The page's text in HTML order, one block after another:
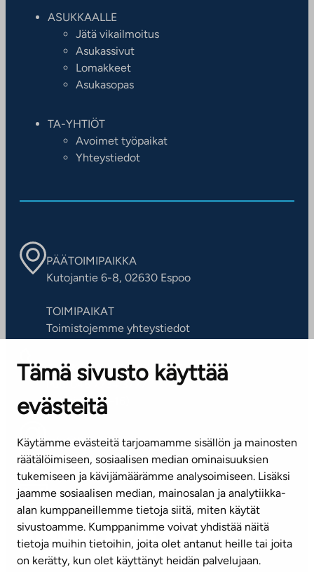
Tämä sivusto käyttää
evästeitä
Käytämme evästeitä tarjoamamme sisällön ja mainosten
räätälöimiseen, sosiaalisen median ominaisuuksien
tukemiseen ja kävijämäärämme analysoimiseen. Lisäksi
jaamme sosiaalisen median, mainosalan ja analytiikka-
alan kumppaneillemme tietoja siitä, miten käytät
sivustoamme. Kumppanimme voivat yhdistää näitä
tietoja muihin tietoihin, joita olet antanut heille tai joita
on kerätty, kun olet käyttänyt heidän palvelujaan.
ASUKKAALLE
Jätä vikailmoitus
Asukassivut
Lomakkeet
Asukasopas
TA-YHTIÖT
Avoimet työpaikat
Yhteystiedot
PÄÄTOIMIPAIKKA
Kutojantie 6-8, 02630 Espoo
TOIMIPAIKAT
Toimistojemme yhteystiedot
ASIAKASPALVELUKESKUS
Puh. 045 7734 3777
(arkisin klo 8-16)
info@ta.fi
Tilaa uutiskirje
Mediapankki